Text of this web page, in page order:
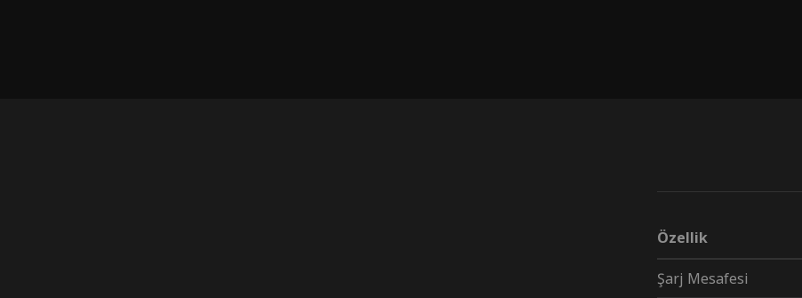
Özellik
Şarj Mesafesi